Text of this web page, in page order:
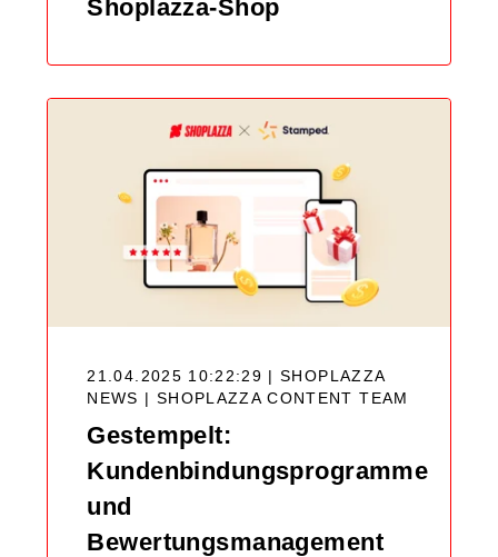
Shoplazza-Shop
21.04.2025 10:22:29 | SHOPLAZZA
NEWS | SHOPLAZZA CONTENT TEAM
Gestempelt:
Kundenbindungsprogramme
und
Bewertungsmanagement